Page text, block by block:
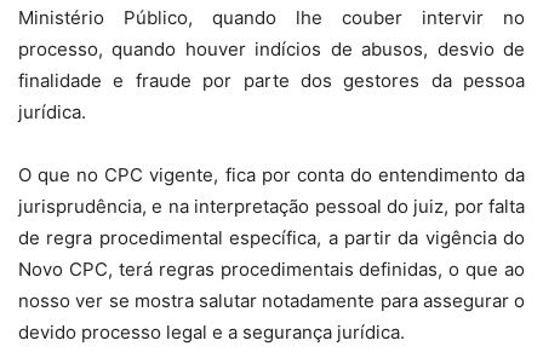
Ministério Público, quando lhe couber intervir no
processo, quando houver indícios de abusos, desvio de
finalidade e fraude por parte dos gestores da pessoa
jurídica.
O que no CPC vigente, fica por conta do entendimento da
jurisprudência, e na interpretação pessoal do juiz, por falta
de regra procedimental específica, a partir da vigência do
Novo CPC, terá regras procedimentais definidas, o que ao
nosso ver se mostra salutar notadamente para assegurar o
devido processo legal e a segurança jurídica.